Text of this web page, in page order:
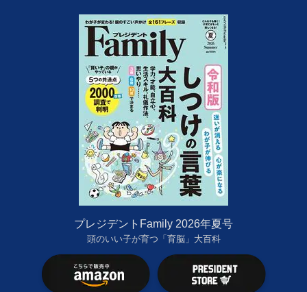
プレジデントFamily 2026年夏号
頭のいい子が育つ「育脳」大百科